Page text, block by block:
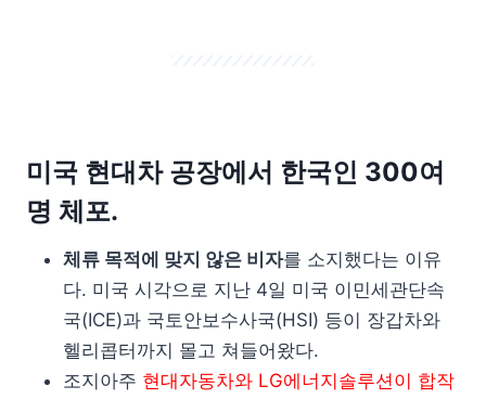
미국 현대차 공장에서 한국인 300여
명 체포.
체류 목적에 맞지 않은 비자를 소지했다는 이유
다. 미국 시각으로 지난 4일 미국 이민세관단속
국(ICE)과 국토안보수사국(HSI) 등이 장갑차와
헬리콥터까지 몰고 쳐들어왔다.
조지아주 현대자동차와 LG에너지솔루션이 합작